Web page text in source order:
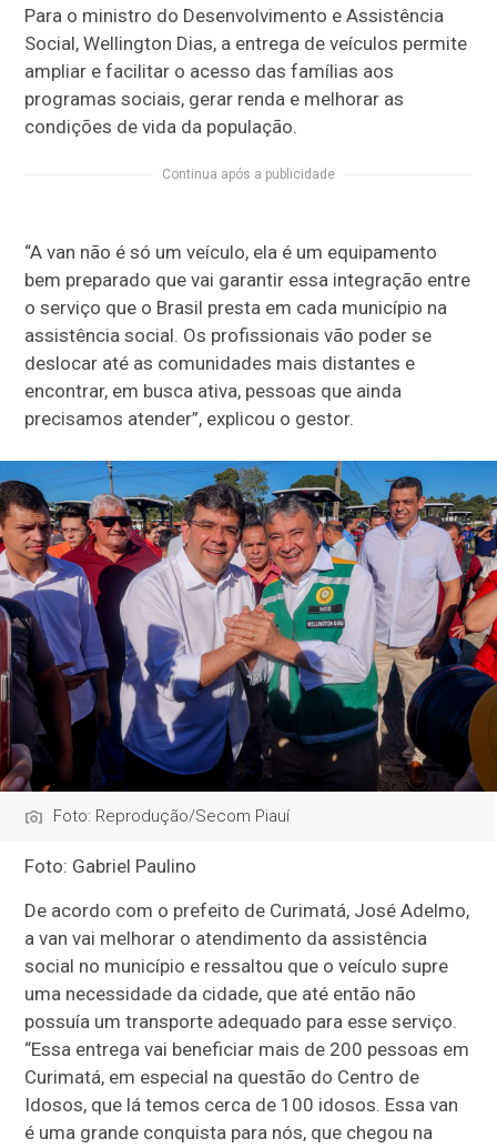
Para o ministro do Desenvolvimento e Assistência
Social, Wellington Dias, a entrega de veículos permite
ampliar e facilitar o acesso das famílias aos
programas sociais, gerar renda e melhorar as
condições de vida da população.
Continua após a publicidade
“A van não é só um veículo, ela é um equipamento
bem preparado que vai garantir essa integração entre
o serviço que o Brasil presta em cada município na
assistência social. Os profissionais vão poder se
deslocar até as comunidades mais distantes e
encontrar, em busca ativa, pessoas que ainda
precisamos atender”, explicou o gestor.
Foto: Reprodução/Secom Piauí
Foto: Gabriel Paulino
De acordo com o prefeito de Curimatá, José Adelmo,
a van vai melhorar o atendimento da assistência
social no município e ressaltou que o veículo supre
uma necessidade da cidade, que até então não
possuía um transporte adequado para esse serviço.
“Essa entrega vai beneficiar mais de 200 pessoas em
Curimatá, em especial na questão do Centro de
Idosos, que lá temos cerca de 100 idosos. Essa van
é uma grande conquista para nós, que chegou na